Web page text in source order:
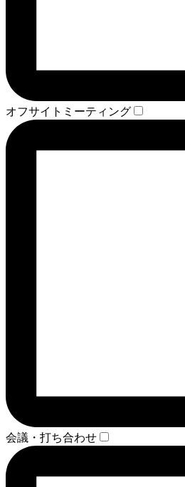
オフサイトミーティング
会議・打ち合わせ